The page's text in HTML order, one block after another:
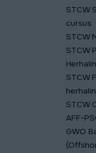
STCW
cursus
STCW
STCW
STCW
STCW
AFF-
GWO